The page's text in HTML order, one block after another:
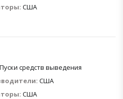
США
Пуски средств выведения
США
США